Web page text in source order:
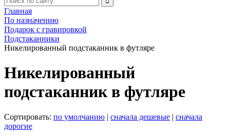
Главная
По назначению
Подарок с гравировкой
Подстаканники
Никелированный подстаканник в футляре
Никелированный
подстаканник в футляре
Сортировать: по умолчанию | сначала дешевые | сначала
дорогие